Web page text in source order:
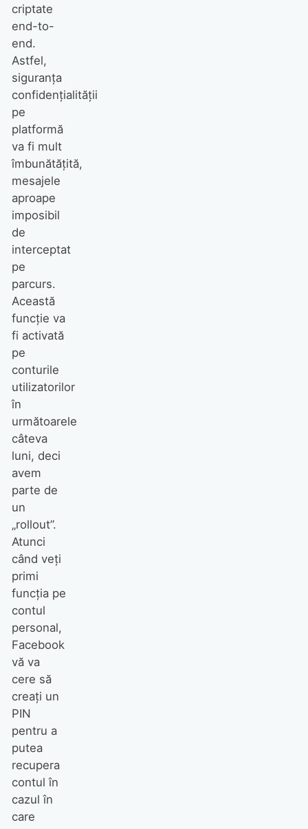
criptate
end-to-
end.
Astfel,
siguranța
confidențialității
pe
platformă
va fi mult
îmbunătățită,
mesajele
aproape
imposibil
de
interceptat
pe
parcurs.
Această
funcție va
fi activată
pe
conturile
utilizatorilor
în
următoarele
câteva
luni, deci
avem
parte de
un
„rollout”.
Atunci
când veți
primi
funcția pe
contul
personal,
Facebook
vă va
cere să
creați un
PIN
pentru a
putea
recupera
contul în
cazul în
care